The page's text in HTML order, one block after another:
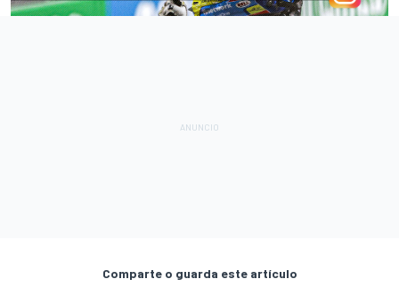
Comparte o guarda este artículo